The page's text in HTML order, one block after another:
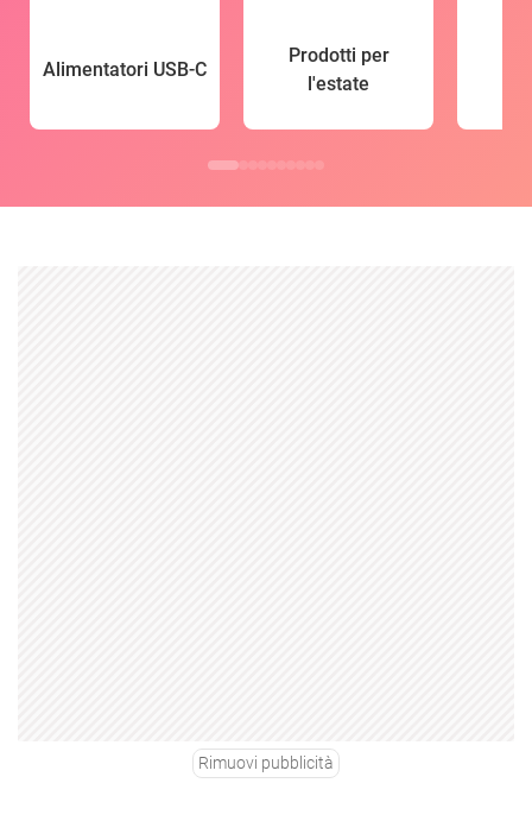
Alimentatori USB-C
Prodotti per
l'estate
Rimuovi pubblicità